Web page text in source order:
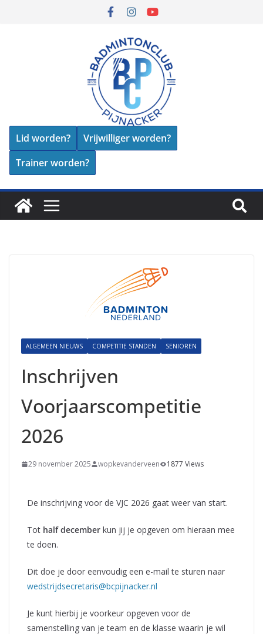
Lid worden?
Vrijwilliger worden?
Trainer worden?
ALGEMEEN NIEUWS COMPETITIE STANDEN SENIOREN
Inschrijven
Voorjaarscompetitie
2026
29 november 2025 wopkevanderveen 1877 Views
De inschrijving voor de VJC 2026 gaat weer van start.
Tot half december kun jij je opgeven om hieraan mee
te doen.
Dit doe je door eenvoudig een e-mail te sturen naar
wedstrijdsecretaris@bcpijnacker.nl
Je kunt hierbij je voorkeur opgeven voor de
samenstelling van je team en de klasse waarin je wil